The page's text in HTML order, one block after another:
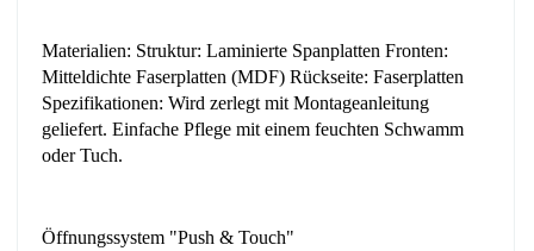
Materialien: Struktur: Laminierte Spanplatten Fronten:
Mitteldichte Faserplatten (MDF) Rückseite: Faserplatten
Spezifikationen: Wird zerlegt mit Montageanleitung
geliefert. Einfache Pflege mit einem feuchten Schwamm
oder Tuch.
Öffnungssystem "Push & Touch"